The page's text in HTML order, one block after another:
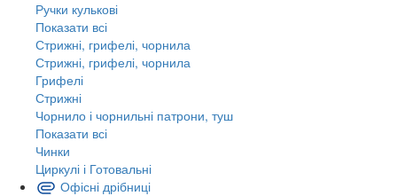
Ручки кулькові
Показати всі
Стрижні, грифелі, чорнила
Стрижні, грифелі, чорнила
Грифелі
Стрижні
Чорнило і чорнильні патрони, туш
Показати всі
Чинки
Циркулі і Готовальні
Офісні дрібниці